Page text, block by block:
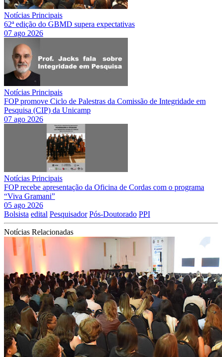
Notícias Principais
62ª edição do GBMD supera expectativas
07 ago 2026
Notícias Principais
FOP promove Ciclo de Palestras da Comissão de Integridade em
Pesquisa (CIP) da Unicamp
07 ago 2026
Notícias Principais
FOP recebe apresentação da Oficina de Cordas com o programa
“Viva Gramani”
05 ago 2026
Bolsista edital Pesquisador Pós-Doutorado PPI
Notícias Relacionadas